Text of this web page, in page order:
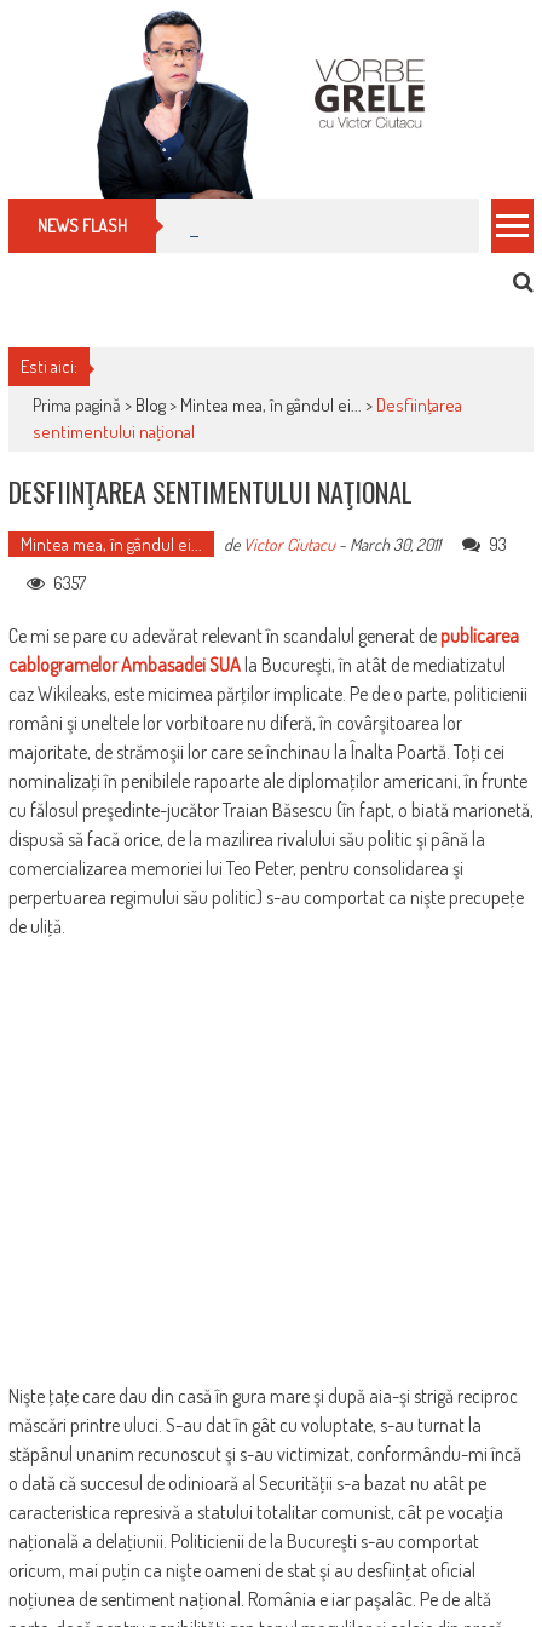
NEWS FLASH Cum îți schimbi, rapid, gratuit și eficient,
Esti aici:
Prima pagină > Blog> Mintea mea, în gândul ei... > Desfiinţarea
sentimentului naţional
DESFIINŢAREA SENTIMENTULUI NAŢIONAL
Mintea mea, în gândul ei... de Victor Ciutacu- March 30, 2011
93
6357
Ce mi se pare cu adevărat relevant în scandalul generat depublicarea
cablogramelor Ambasadei SUAla Bucureşti, în atât de mediatizatul
caz Wikileaks, este micimea părţilor implicate. Pe de o parte, politicienii
români şi uneltele lor vorbitoare nu diferă, în covârşitoarea lor
majoritate, de strămoşii lor care se închinau la Înalta Poartă. Toţi cei
nominalizaţi în penibilele rapoarte ale diplomaţilor americani, în frunte
cu fălosul preşedinte-jucător Traian Băsescu (în fapt, o biată marionetă,
dispusă să facă orice, de la mazilirea rivalului său politic şi până la
comercializarea memoriei lui Teo Peter, pentru consolidarea şi
perpertuarea regimului său politic) s-au comportat ca nişte precupeţe
de uliţă.
Nişte ţaţe care dau din casă în gura mare şi după aia-şi strigă reciproc
măscări printre uluci. S-au dat în gât cu voluptate, s-au turnat la
stăpânul unanim recunoscut şi s-au victimizat, conformându-mi încă
o dată că succesul de odinioară al Securităţii s-a bazat nu atât pe
caracteristica represivă a statului totalitar comunist, cât pe vocaţia
naţională a delaţiunii. Politicienii de la Bucureşti s-au comportat
oricum, mai puţin ca nişte oameni de stat şi au desfiinţat oficial
noţiunea de sentiment naţional. România e iar paşalâc. Pe de altă